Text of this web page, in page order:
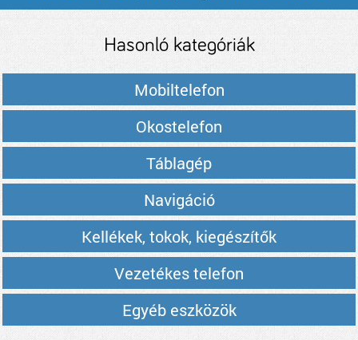
Hasonló kategóriák
Mobiltelefon
Okostelefon
Táblagép
Navigáció
Kellékek, tokok, kiegészítők
Vezetékes telefon
Egyéb eszközök